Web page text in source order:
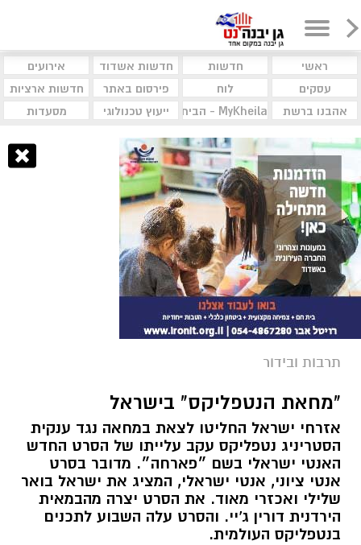
ראשי חדשות חדשות אשדוד
אירועים
עסקים
לוח פירסום באתר
חדשות ארציות
אהבנו ברשת
MyKheila - הבית לעסקים וקהילות ייעוץ טכנולוגי מסעדות
תרבות ובידור
"מחאת הנטפליקס" בישראל
אזרחי ישראל החליטו לצאת במחאה נגד ענקית
הסטריניג נטפליקס עקב עלייתו של הסרט החדש
האנטי ישראלי בשם ״פארחה״. מדובר בסרט
אנטי ציוני, אנטי ישראלי, המציג את ישראל בואר
שלילי ואכזרי מאוד. את הסרט יצרה מהבמאית
הירדנית דורין ג'יי. והסרט עלה השבוע לתכנים
בנטפליקס העולמית.